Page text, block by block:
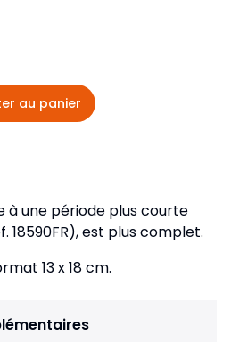
au panier
à une période plus courte
18590FR), est plus complet.
13 x 18 cm.